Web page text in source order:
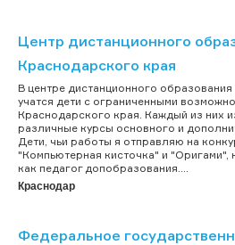
Центр дистанционного
Краснодарского края
В центре дистанционного
учатся дети с ограниченными
Краснодарского края. Каждый из них
различные курсы основного и
Дети, чьи работы я отправляю на
"Компьютерная кисточка" и
как педагог допобразования....
Краснодар
Федеральное